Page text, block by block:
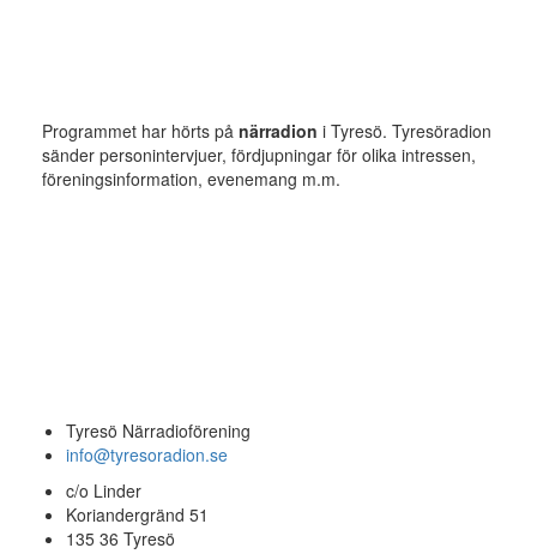
Programmet har hörts på närradion i Tyresö. Tyresöradion
sänder personintervjuer, fördjupningar för olika intressen,
föreningsinformation, evenemang m.m.
Tyresö Närradioförening
info@tyresoradion.se
c/o Linder
Koriandergränd 51
135 36 Tyresö